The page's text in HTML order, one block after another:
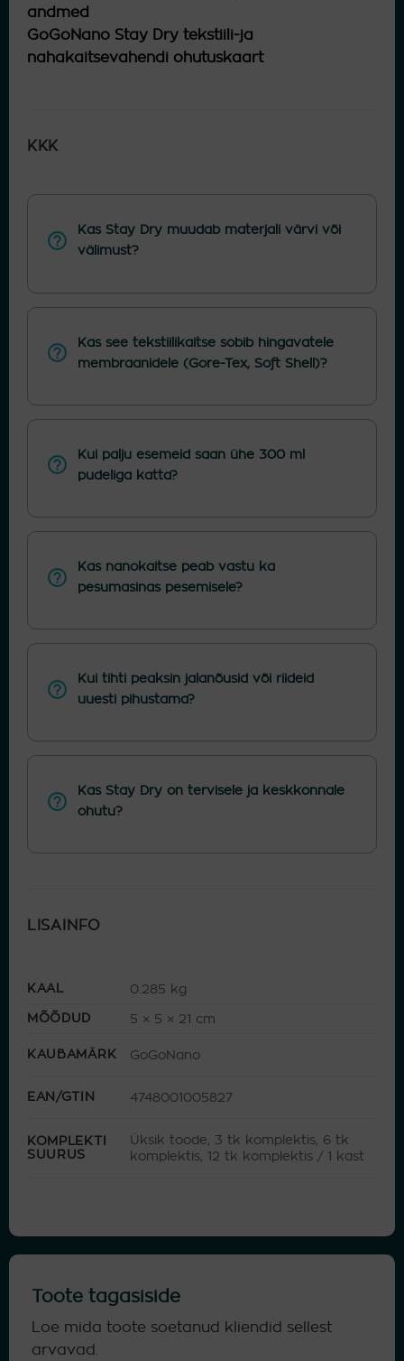
andmed
GoGoNano Stay Dry tekstiili-ja
nahakaitsevahendi ohutuskaart
KKK
Kas Stay Dry muudab materjali värvi või
välimust?
Kas see tekstiilikaitse sobib hingavatele
membraanidele (Gore-Tex, Soft Shell)?
Kui palju esemeid saan ühe 300 ml
pudeliga katta?
Kas nanokaitse peab vastu ka
pesumasinas pesemisele?
Kui tihti peaksin jalanõusid või riideid
uuesti pihustama?
Kas Stay Dry on tervisele ja keskkonnale
ohutu?
LISAINFO
KAAL
0.285 kg
MÕÕDUD
5 × 5 × 21 cm
KAUBAMÄRK GoGoNano
EAN/GTIN 4748001005827
KOMPLEKTI
SUURUS
Üksik toode, 3 tk komplektis, 6 tk
komplektis, 12 tk komplektis / 1 kast
Toote tagasiside
Loe mida toote soetanud kliendid sellest
arvavad.